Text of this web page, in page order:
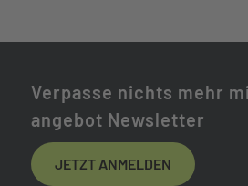
Verpasse nichts mehr
angebot Newsletter
JETZT ANMELDEN